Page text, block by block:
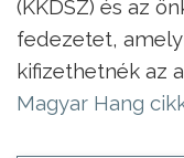
(KKDSZ) és az
fedezetet,
kifizethetnék az
Magyar Hang